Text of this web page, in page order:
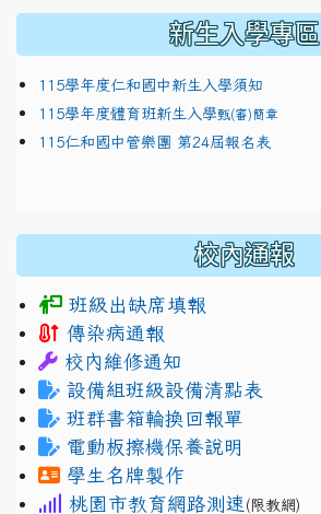
新生入學專區
115學年度仁和國中新生入學須知
115學年度體育班新生入學甄(審)簡章
115仁和國中管樂團 第24屆報名表
校內通報
班級出缺席填報
傳染病通報
校內維修通知
設備組班級設備清點表
班群書箱輪換回報單
電動板擦機保養說明
學生名牌製作
桃園市教育網路測速 (限教網)